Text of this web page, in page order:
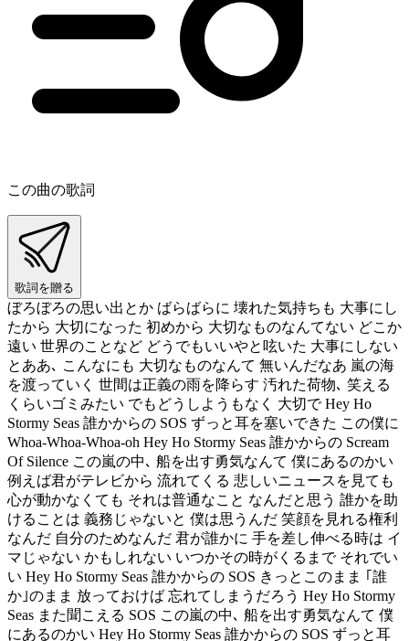
この曲の歌詞
歌詞を贈る
ぼろぼろの思い出とか ばらばらに 壊れた気持ちも 大事にし
たから 大切になった 初めから 大切なものなんてない どこか
遠い 世界のことなど どうでもいいやと呟いた 大事にしない
とああ､ こんなにも 大切なものなんて 無いんだなあ 嵐の海
を渡っていく 世間は正義の雨を降らす 汚れた荷物､ 笑える
くらいゴミみたい でもどうしようもなく 大切で Hey Ho
Stormy Seas 誰かからの SOS ずっと耳を塞いできた この僕に
Whoa-Whoa-Whoa-oh Hey Ho Stormy Seas 誰かからの Scream
Of Silence この嵐の中､ 船を出す勇気なんて 僕にあるのかい
例えば君がテレビから 流れてくる 悲しいニュースを見ても
心が動かなくても それは普通なこと なんだと思う 誰かを助
けることは 義務じゃないと 僕は思うんだ 笑顔を見れる権利
なんだ 自分のためなんだ 君が誰かに 手を差し伸べる時は イ
マじゃない かもしれない いつかその時がくるまで それでい
い Hey Ho Stormy Seas 誰かからの SOS きっとこのまま ｢誰
か｣のまま 放っておけば 忘れてしまうだろう Hey Ho Stormy
Seas また聞こえる SOS この嵐の中､ 船を出す勇気なんて 僕
にあるのかい Hey Ho Stormy Seas 誰かからの SOS ずっと耳